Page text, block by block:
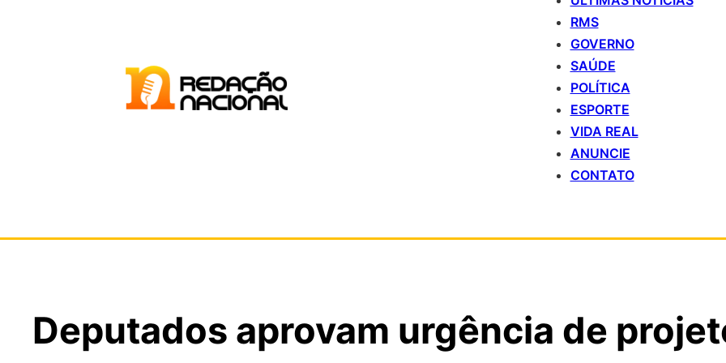
RMS
GOVERNO
SAÚDE
POLÍTICA
ESPORTE
VIDA REAL
ANUNCIE
CONTATO
Deputados aprovam urgência de